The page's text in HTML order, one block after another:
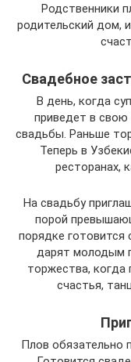
Родственники
родительский дом,
Свадебное
В день, когда
приведет в свою
свадьбы. Раньше
Теперь в
ресторанах,
На свадьбу
порой
порядке готовится
дарят молодым
торжества,
счастья,
Плов обязательно